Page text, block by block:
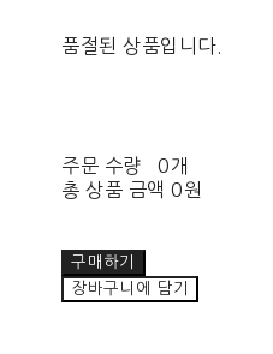
품절된 상품입니다.
주문 수량
0개
총 상품 금액 0원
구매하기
장바구니에 담기